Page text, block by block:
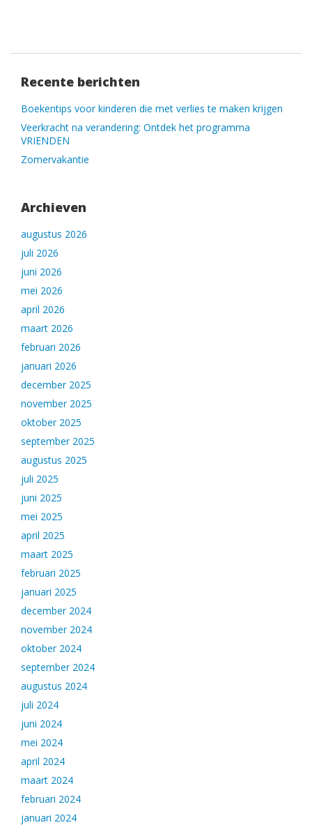
Recente berichten
Boekentips voor kinderen die met verlies te maken krijgen
Veerkracht na verandering: Ontdek het programma
VRIENDEN
Zomervakantie
Archieven
augustus 2026
juli 2026
juni 2026
mei 2026
april 2026
maart 2026
februari 2026
januari 2026
december 2025
november 2025
oktober 2025
september 2025
augustus 2025
juli 2025
juni 2025
mei 2025
april 2025
maart 2025
februari 2025
januari 2025
december 2024
november 2024
oktober 2024
september 2024
augustus 2024
juli 2024
juni 2024
mei 2024
april 2024
maart 2024
februari 2024
januari 2024